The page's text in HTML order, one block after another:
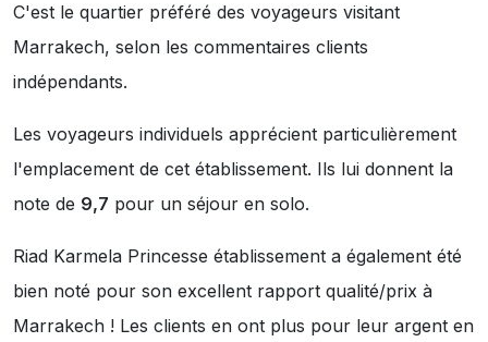
C'est le quartier préféré des voyageurs visitant
Marrakech, selon les commentaires clients
indépendants.
Les voyageurs individuels apprécient particulièrement
l'emplacement de cet établissement. Ils lui donnent la
note de 9,7 pour un séjour en solo.
Riad Karmela Princesse établissement a également été
bien noté pour son excellent rapport qualité/prix à
Marrakech ! Les clients en ont plus pour leur argent en